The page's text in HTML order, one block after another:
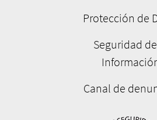
Protección de
Seguridad
Canal de